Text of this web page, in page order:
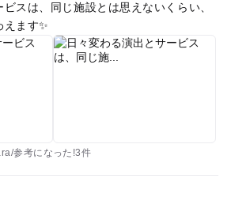
スは、同じ施設とは思えないくらい、
ます✨
/参考に なった!3件